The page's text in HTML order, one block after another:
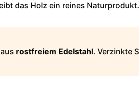
das Holz ein reines Naturprodukt.
rostfreiem Edelstahl. Verzinkte